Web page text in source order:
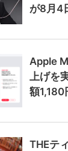
が8月4
Apple
上げ
額1,180
THEテ